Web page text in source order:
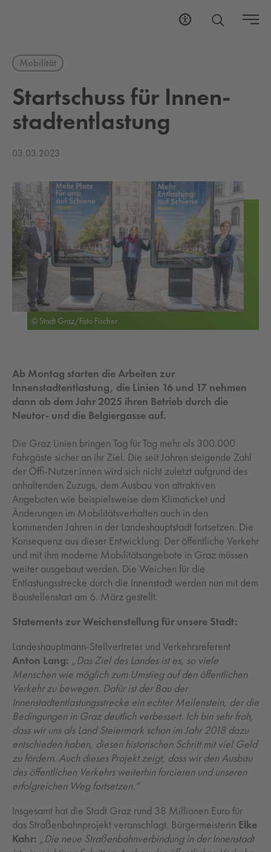
Mobilität
Start­schuss für In­nen­
stadt­ent­las­tung
03.03.2023
© Stadt Graz/Foto Fischer
Ab Montag starten die Arbeiten zur
Innenstadtentlastung, die Linien 16 und 17 nehmen
dann ab dem Jahr 2025 ihren Betrieb durch die
Neutor- und die Belgiergasse auf.
Die Graz Linien bringen Tag für Tag mehr als 300.000
Fahrgäste sicher an ihr Ziel. Die seit Jahren steigende Zahl
der Öffi-Nutzer:innen wird sich nicht zuletzt aufgrund des
anhaltenden Zuzugs, dem Ausbau von attraktiven
Angeboten wie beispielsweise dem Klimaticket und
Änderungen im Mobilitätsverhalten auch in den
kommenden Jahren in der Landeshauptstadt fortsetzen. Die
Konsequenz aus dieser Entwicklung: Der öffentliche Verkehr
und mit ihm moderne Mobilitätsangebote in Graz müssen
weiter ausgebaut werden. Die Weichen für die
Entlastungsstrecke durch die Innenstadt werden nun mit dem
Baustellenstart am 6. März gestellt.
Statements zur Weichenstellung für unsere Stadt:
Landeshauptmann-Stellvertreter und Verkehrsreferent
Anton Lang: „Das Ziel des Landes ist es, so viele
Menschen wie möglich zum Umstieg auf den öffentlichen
Verkehr zu bewegen. Dafür ist der Bau der
Innenstadtentlastungsstrecke ein echter Meilenstein, der die
Bedingungen in Graz deutlich verbessert. Ich bin sehr froh,
dass wir uns als Land Steiermark schon im Jahr 2018 dazu
entschieden haben, diesen historischen Schritt mit viel Geld
zu fördern. Auch dieses Projekt zeigt, dass wir den Ausbau
des öffentlichen Verkehrs weiterhin forcieren und unseren
erfolgreichen Weg fortsetzen.“
Insgesamt hat die Stadt Graz rund 38 Millionen Euro für
das Straßenbahnprojekt veranschlagt. Bürgermeisterin Elke
Kahr: „Die neue Straßenbahnverbindung in der Innenstadt